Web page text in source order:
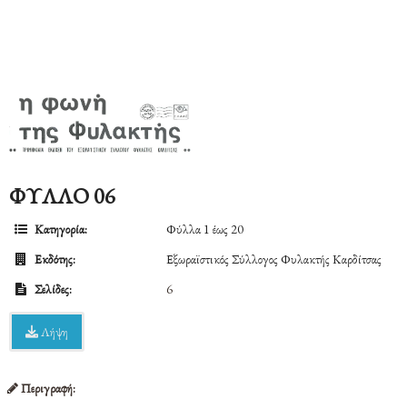
ΦΥΛΛΟ 06
Κατηγορία:
Φύλλα 1 έως 20
Εκδότης:
Εξωραϊστικός Σύλλογος Φυλακτής Καρδίτσας
Σελίδες:
6
Λήψη
Περιγραφή: